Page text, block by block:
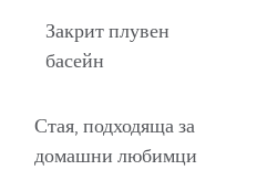
Закрит плувен
басейн
Стая, подходяща за
домашни любимци